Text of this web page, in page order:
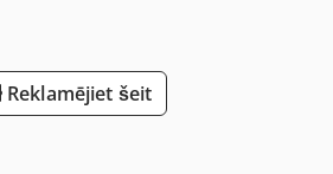
Reklamējiet šeit